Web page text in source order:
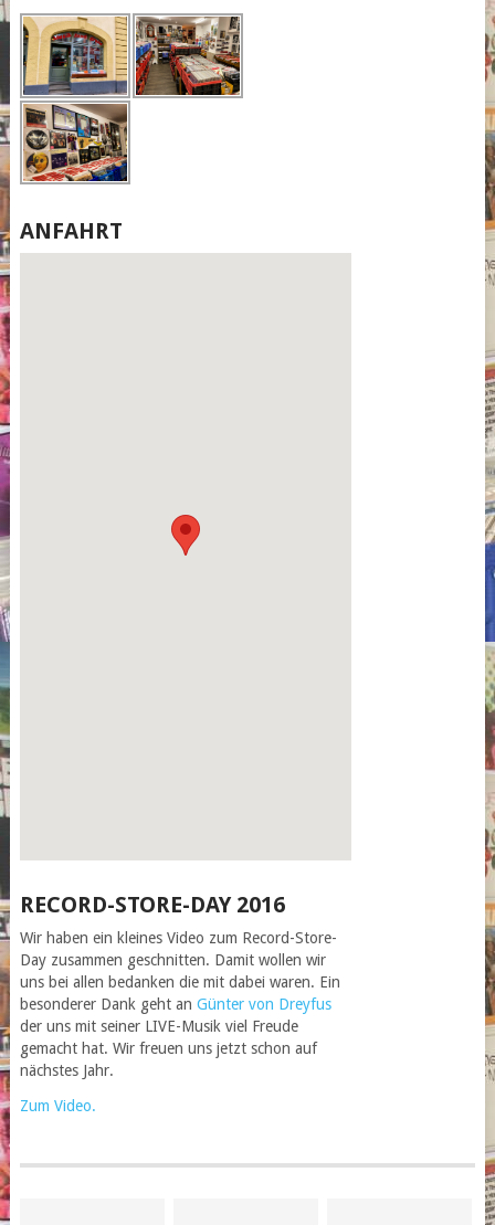
ANFAHRT
RECORD-STORE-DAY 2016
Wir haben ein kleines Video zum Record-Store-
Day zusammen geschnitten. Damit wollen wir
uns bei allen bedanken die mit dabei waren. Ein
besonderer Dank geht an Günter von Dreyfus
der uns mit seiner LIVE-Musik viel Freude
gemacht hat. Wir freuen uns jetzt schon auf
nächstes Jahr.
Zum Video.